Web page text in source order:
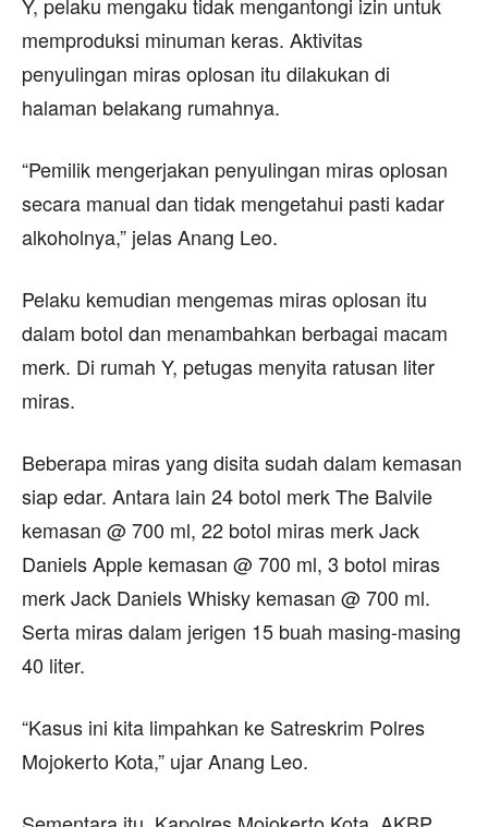
Y, pelaku mengaku tidak mengantongi izin untuk
memproduksi minuman keras. Aktivitas
penyulingan miras oplosan itu dilakukan di
halaman belakang rumahnya.
“Pemilik mengerjakan penyulingan miras oplosan
secara manual dan tidak mengetahui pasti kadar
alkoholnya,” jelas Anang Leo.
Pelaku kemudian mengemas miras oplosan itu
dalam botol dan menambahkan berbagai macam
merk. Di rumah Y, petugas menyita ratusan liter
miras.
Beberapa miras yang disita sudah dalam kemasan
siap edar. Antara lain 24 botol merk The Balvile
kemasan @ 700 ml, 22 botol miras merk Jack
Daniels Apple kemasan @ 700 ml, 3 botol miras
merk Jack Daniels Whisky kemasan @ 700 ml.
Serta miras dalam jerigen 15 buah masing-masing
40 liter.
“Kasus ini kita limpahkan ke Satreskrim Polres
Mojokerto Kota,” ujar Anang Leo.